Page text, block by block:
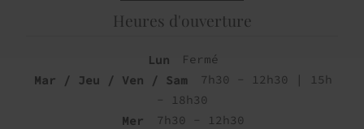
Heures d'ouverture
Lun
Fermé
Mar / Jeu / Ven / Sam
7h30 - 12h30 | 15h
- 18h30
Mer
7h30 - 12h30